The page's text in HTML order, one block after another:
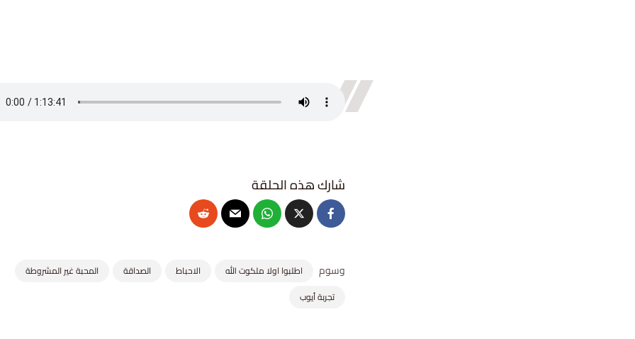
وسوم اطلبوا اولا ملكوت الله الاحباط الصداقة
المحبة غير المشروطة
تجربة أيوب